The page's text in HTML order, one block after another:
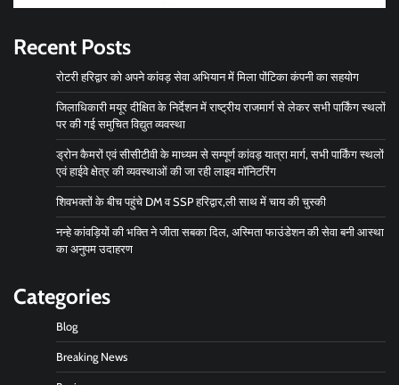
Recent Posts
रोटरी हरिद्वार को अपने कांवड़ सेवा अभियान में मिला पोंटिका कंपनी का सहयोग
जिलाधिकारी मयूर दीक्षित के निर्देशन में राष्ट्रीय राजमार्ग से लेकर सभी पार्किंग स्थलों
पर की गई समुचित विद्युत व्यवस्था
ड्रोन कैमरों एवं सीसीटीवी के माध्यम से सम्पूर्ण कांवड़ यात्रा मार्ग, सभी पार्किंग स्थलों
एवं हाईवे क्षेत्र की व्यवस्थाओं की जा रही लाइव मॉनिटरिंग
शिवभक्तों के बीच पहुंचे DM व SSP हरिद्वार,ली साथ में चाय की चुस्की
नन्हे कांवड़ियों की भक्ति ने जीता सबका दिल, अस्मिता फाउंडेशन की सेवा बनी आस्था
का अनुपम उदाहरण
Categories
Blog
Breaking News